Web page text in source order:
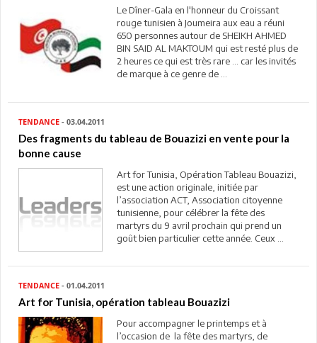
Le Dîner-Gala en l'honneur du Croissant
rouge tunisien à Joumeira aux eau a réuni
650 personnes autour de SHEIKH AHMED
BIN SAID AL MAKTOUM qui est resté plus de
2 heures ce qui est très rare … car les invités
de marque à ce genre de ...
TENDANCE - 03.04.2011
Des fragments du tableau de Bouazizi en vente pour la
bonne cause
Art for Tunisia, Opération Tableau Bouazizi,
est une action originale, initiée par
l’association ACT, Association citoyenne
tunisienne, pour célébrer la fête des
martyrs du 9 avril prochain qui prend un
goût bien particulier cette année. Ceux ...
TENDANCE - 01.04.2011
Art for Tunisia, opération tableau Bouazizi
Pour accompagner le printemps et à
l’occasion de la fête des martyrs, de